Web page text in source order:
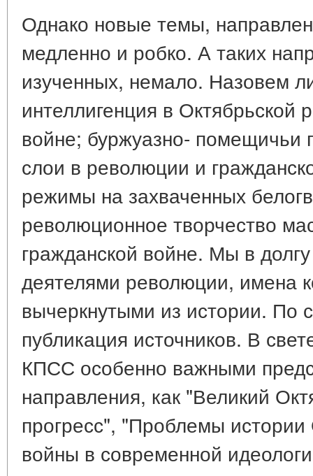
Однако новые темы,
медленно и робко. А таких
изученных, немало. Назовем
интеллигенция в Октябрьской
войне; буржуазно- помещичьи
слои в революции и
режимы на захваченных
революционное творчество
гражданской войне. Мы в
деятелями революции, имена
вычеркнутыми из истории. По
публикация источников. В
КПСС особенно важными
направления, как "Великий
прогресс", "Проблемы
войны в современной